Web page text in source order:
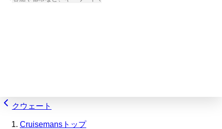
クウェート
Cruisemansトップ